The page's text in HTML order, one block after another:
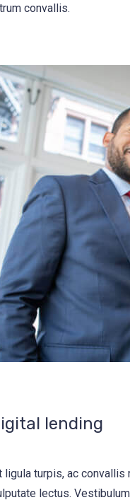
convallis.
lending
turpis, ac
lectus.